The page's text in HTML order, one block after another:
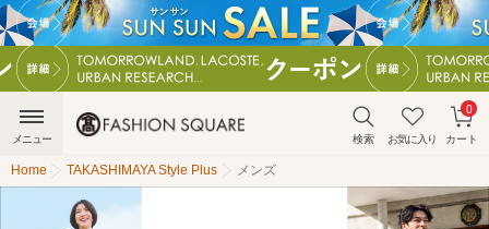
検索 お気に入り カート
0
メニュー
Home TAKASHIMAYA Style Plus メンズ